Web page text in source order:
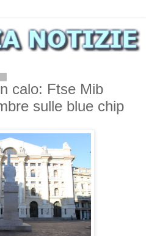
calo: Ftse Mib
sulle blue chip